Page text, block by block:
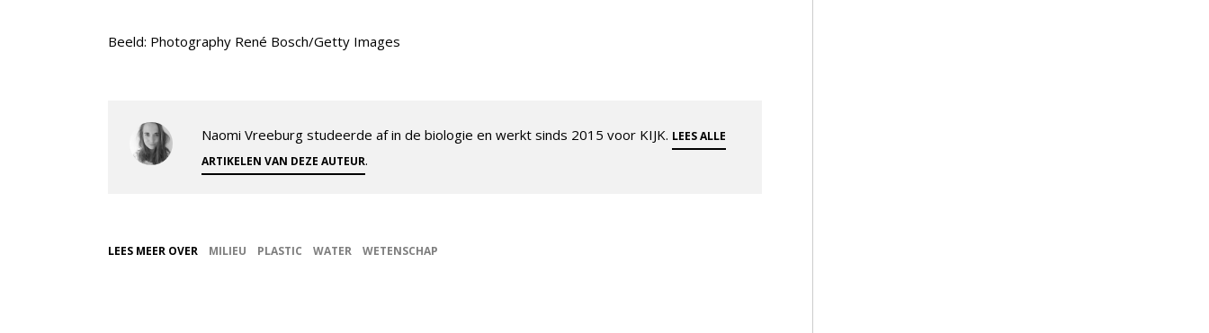
Beeld: Photography René Bosch/Getty Images
Naomi Vreeburg studeerde af in de biologie en werkt sinds 2015 voor KIJK. LEES ALLE
ARTIKELEN VAN DEZE AUTEUR.
LEES MEER OVER MILIEU PLASTIC WATER WETENSCHAP